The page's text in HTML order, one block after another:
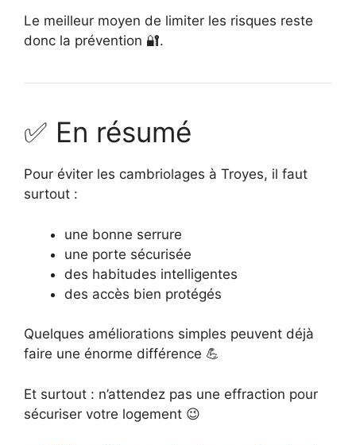
Le meilleur moyen de limiter les risques reste
donc la prévention 🔐.
✅ En résumé
Pour éviter les cambriolages à Troyes, il faut
surtout :
une bonne serrure
une porte sécurisée
des habitudes intelligentes
des accès bien protégés
Quelques améliorations simples peuvent déjà
faire une énorme différence 💪
Et surtout : n’attendez pas une effraction pour
sécuriser votre logement 😉